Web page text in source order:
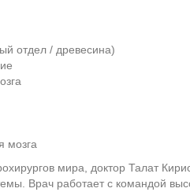
отдел / древесина)
мозга
мира, доктор Талат
Врач работает с командой